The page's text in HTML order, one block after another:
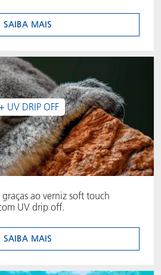
SAIBA MAIS
UV DRIP OFF
ao verniz soft touch
UV drip off.
SAIBA MAIS